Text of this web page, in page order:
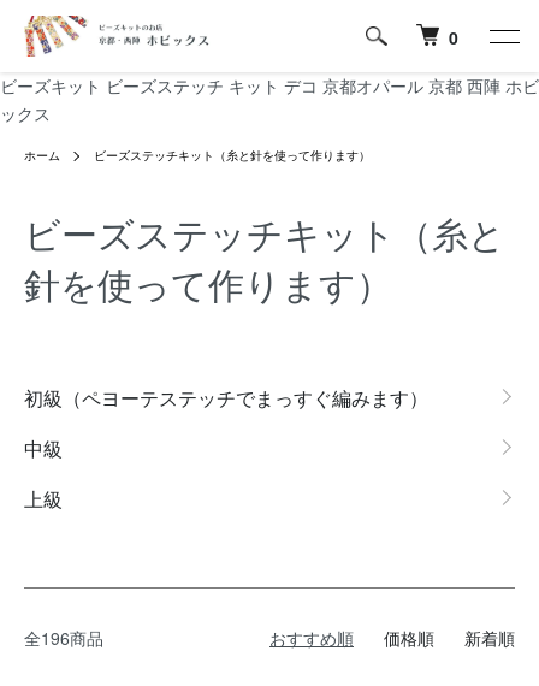
ビーズキット ビーズステッチ キット デコ 京都オパール 京都 西陣 ホビ
ックス
0
ホーム ビーズステッチキット（糸と針を使って作ります）
ビーズステッチキット（糸と
針を使って作ります）
初級（ペヨーテステッチでまっすぐ編みます）
中級
上級
全196商品 おすすめ順 価格順 新着順